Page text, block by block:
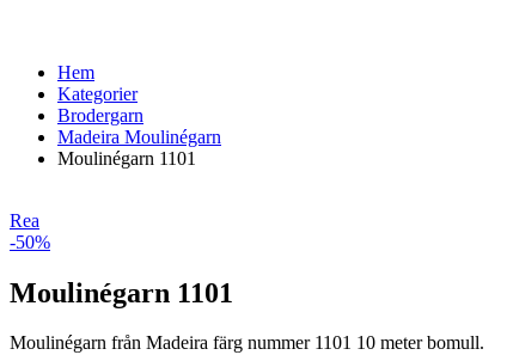
Hem
Kategorier
Brodergarn
Madeira Moulinégarn
Moulinégarn 1101
Rea
-50%
Moulinégarn 1101
Moulinégarn från Madeira färg nummer 1101 10 meter bomull.